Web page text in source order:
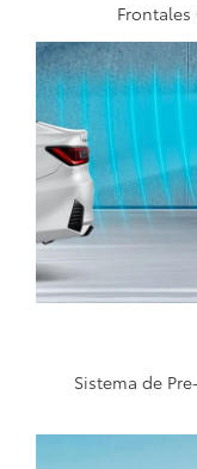
Sistema de